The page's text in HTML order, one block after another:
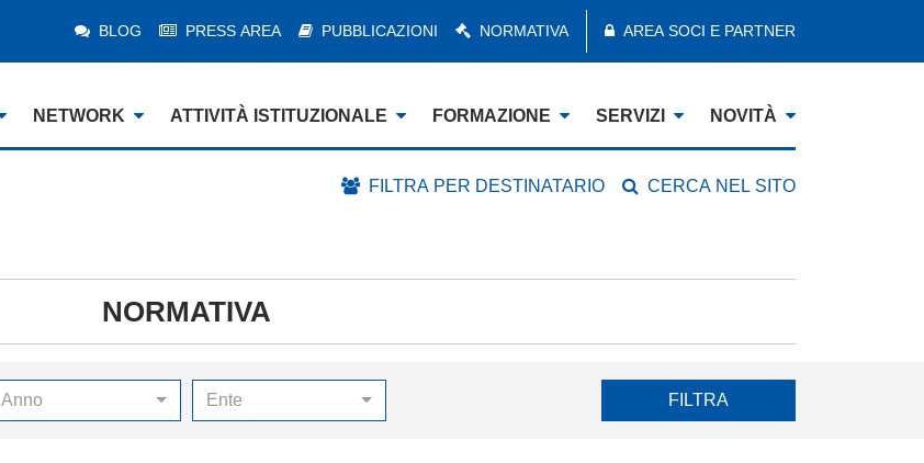
BLOG PRESS AREA PUBBLICAZIONI NORMATIVA AREA SOCI E PARTNER
NETWORK ATTIVITÀ ISTITUZIONALE FORMAZIONE SERVIZI NOVITÀ
FILTRA PER DESTINATARIO CERCA NEL SITO
NORMATIVA
Anno Ente FILTRA